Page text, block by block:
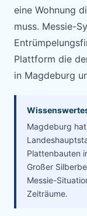
eine Wohnung
muss. Messie-
Plattform die
in Magdeburg
Magdeburg
Plattenbauten
Großer
Messie-
Zeiträume.